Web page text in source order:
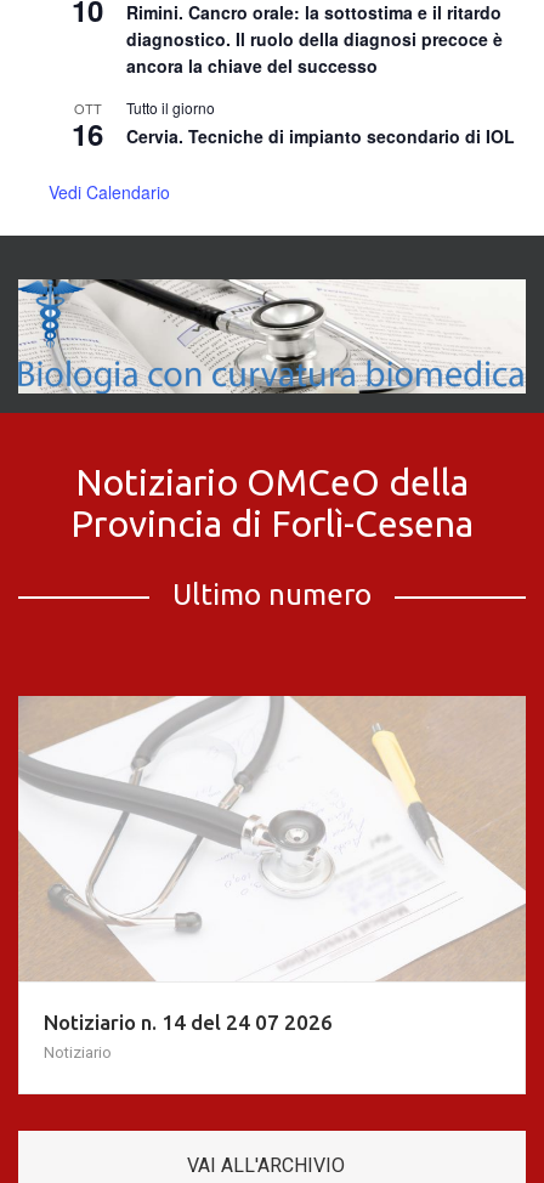
10
Rimini. Cancro orale: la sottostima e il ritardo
diagnostico. Il ruolo della diagnosi precoce è
ancora la chiave del successo
OTT
16
Tutto il giorno
Cervia. Tecniche di impianto secondario di IOL
Vedi Calendario
Notiziario OMCeO della
Provincia di Forlì-Cesena
Ultimo numero
Notiziario n. 14 del 24 07 2026
Notiziario
VAI ALL'ARCHIVIO